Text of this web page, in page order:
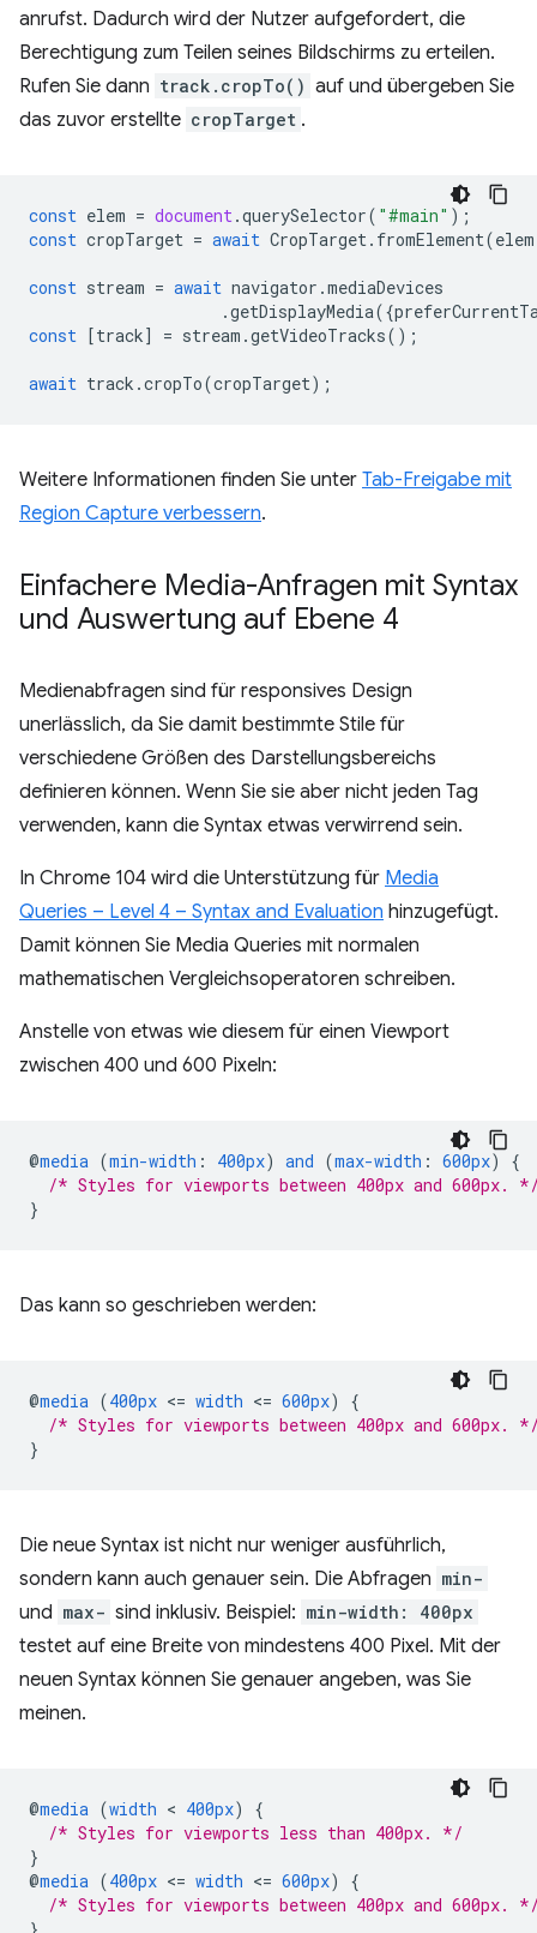
anrufst. Dadurch wird der Nutzer aufgefordert, die
Berechtigung zum Teilen seines Bildschirms zu erteilen.
Rufen Sie dann track.cropTo() auf und übergeben Sie
das zuvor erstellte cropTarget .
const elem = document.querySelector( "#main" );
const cropTarget = await CropTarget. fromElement(elem
const stream = await navigator .mediaDevices
.getDisplayMedia({
const [track] = stream .getVideoTracks();
await track .cropTo(cropTarget);
Weitere Informationen finden Sie unter Tab-Freigabe mit
Region Capture verbessern.
Einfachere Media-Anfragen mit Syntax
und Auswertung auf Ebene 4
Medienabfragen sind für responsives Design
unerlässlich, da Sie damit bestimmte Stile für
verschiedene Größen des Darstellungsbereichs
definieren können. Wenn Sie sie aber nicht jeden Tag
verwenden, kann die Syntax etwas verwirrend sein.
In Chrome 104 wird die Unterstützung für Media
Queries – Level 4 – Syntax and Evaluation hinzugefügt.
Damit können Sie Media Queries mit normalen
mathematischen Vergleichsoperatoren schreiben.
Anstelle von etwas wie diesem für einen Viewport
zwischen 400 und 600 Pixeln:
@media (min-width : 400px) and (max-width : 600px)
{
/* Styles for viewports between 400px and 600px.
}
Das kann so geschrieben werden:
@media (400px <= width <= 600px)
{
/* Styles for viewports between 400px and 600px.
}
Die neue Syntax ist nicht nur weniger ausführlich,
sondern kann auch genauer sein. Die Abfragen min-
und max- sind inklusiv. Beispiel: min-width: 400px
testet auf eine Breite von mindestens 400 Pixel. Mit der
neuen Syntax können Sie genauer angeben, was Sie
meinen.
@media (width < 400px)
{
/* Styles for viewports less than 400px. */
}
@media (400px <= width <= 600px)
{
/* Styles for viewports between 400px and 600px.